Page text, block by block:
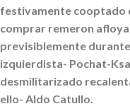
festivamente cooptado
comprar remeron
previsiblemente
izquierdista- Pochat-
desmilitarizado
ello- Aldo Catullo.